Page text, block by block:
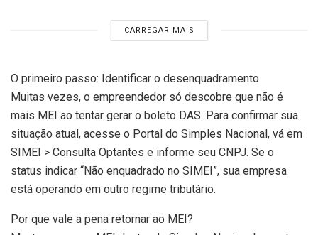
CARREGAR MAIS
O primeiro passo: Identificar o desenquadramento
Muitas vezes, o empreendedor só descobre que não é
mais MEI ao tentar gerar o boleto DAS. Para confirmar sua
situação atual, acesse o Portal do Simples Nacional, vá em
SIMEI > Consulta Optantes e informe seu CNPJ. Se o
status indicar “Não enquadrado no SIMEI”, sua empresa
está operando em outro regime tributário.
Por que vale a pena retornar ao MEI?